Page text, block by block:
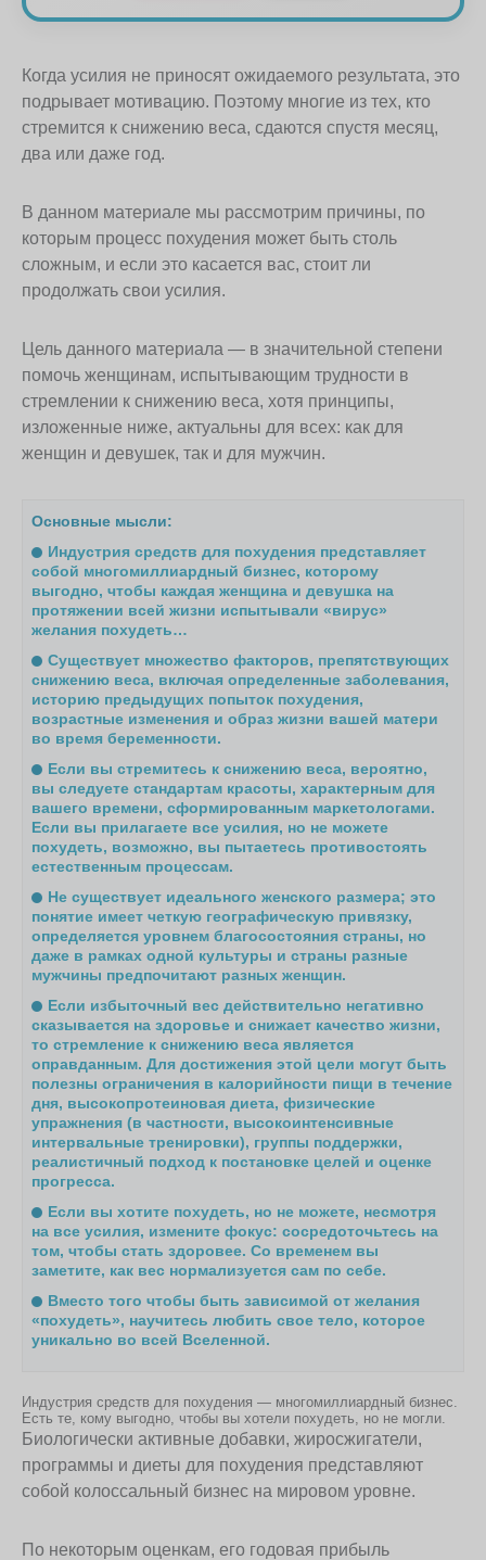
Когда усилия не приносят ожидаемого результата, это
подрывает мотивацию. Поэтому многие из тех, кто
стремится к снижению веса, сдаются спустя месяц,
два или даже год.
В данном материале мы рассмотрим причины, по
которым процесс похудения может быть столь
сложным, и если это касается вас, стоит ли
продолжать свои усилия.
Цель данного материала — в значительной степени
помочь женщинам, испытывающим трудности в
стремлении к снижению веса, хотя принципы,
изложенные ниже, актуальны для всех: как для
женщин и девушек, так и для мужчин.
Основные мысли:
Индустрия средств для похудения представляет
собой многомиллиардный бизнес, которому
выгодно, чтобы каждая женщина и девушка на
протяжении всей жизни испытывали «вирус»
желания похудеть…
Существует множество факторов, препятствующих
снижению веса, включая определенные заболевания,
историю предыдущих попыток похудения,
возрастные изменения и образ жизни вашей матери
во время беременности.
Если вы стремитесь к снижению веса, вероятно,
вы следуете стандартам красоты, характерным для
вашего времени, сформированным маркетологами.
Если вы прилагаете все усилия, но не можете
похудеть, возможно, вы пытаетесь противостоять
естественным процессам.
Не существует идеального женского размера; это
понятие имеет четкую географическую привязку,
определяется уровнем благосостояния страны, но
даже в рамках одной культуры и страны разные
мужчины предпочитают разных женщин.
Если избыточный вес действительно негативно
сказывается на здоровье и снижает качество жизни,
то стремление к снижению веса является
оправданным. Для достижения этой цели могут быть
полезны ограничения в калорийности пищи в течение
дня, высокопротеиновая диета, физические
упражнения (в частности, высокоинтенсивные
интервальные тренировки), группы поддержки,
реалистичный подход к постановке целей и оценке
прогресса.
Если вы хотите похудеть, но не можете, несмотря
на все усилия, измените фокус: сосредоточьтесь на
том, чтобы стать здоровее. Со временем вы
заметите, как вес нормализуется сам по себе.
Вместо того чтобы быть зависимой от желания
«похудеть», научитесь любить свое тело, которое
уникально во всей Вселенной.
Индустрия средств для похудения — многомиллиардный бизнес.
Есть те, кому выгодно, чтобы вы хотели похудеть, но не могли.
Биологически активные добавки, жиросжигатели,
программы и диеты для похудения представляют
собой колоссальный бизнес на мировом уровне.
По некоторым оценкам, его годовая прибыль